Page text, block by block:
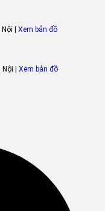
trạng ôi thiu do
duy trì được 90% độ
tươi ngon và hương vị
| Xem bản đồ
| Xem bản đồ